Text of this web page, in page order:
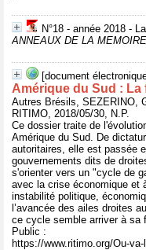
N°18 - année 2018 -
ANNEAUX DE LA
[document
Amérique du Sud : La
Autres Brésils, SEZERINO,
RITIMO, 2018/05/30, N.P.
Ce dossier traite de
Amérique du Sud. De
autoritaires, elle est passée
gouvernements dits de
s'orienter vers un "cycle de
avec la crise économique et
instabilité politique,
l’avancée des ailes droites
ce cycle semble arriver à sa
Public :
https://www.ritimo.org/Ou-